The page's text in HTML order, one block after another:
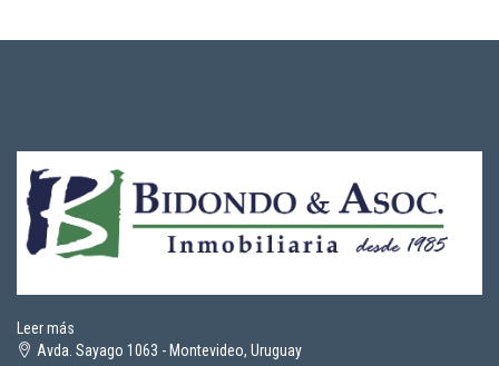
Leer más
Avda. Sayago 1063 - Montevideo, Uruguay